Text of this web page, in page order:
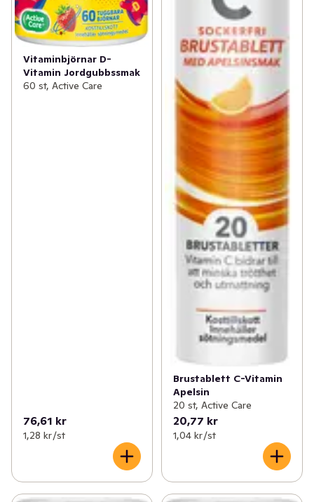
Vitaminbjörnar D-
Vitamin Jordgubbssmak
60 st, Active Care
76,61 kr
1,28 kr /st
Brustablett C-Vitamin
Apelsin
20 st, Active Care
20,77 kr
1,04 kr /st